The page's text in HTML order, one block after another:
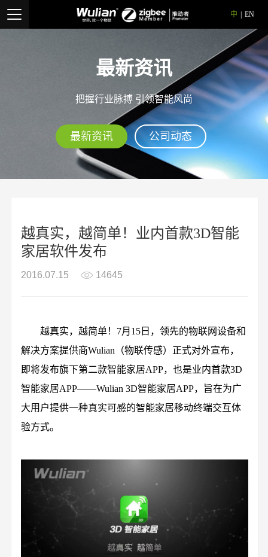
中 EN
最新资讯
把握行业脉搏 引领智能风尚
最新资讯 公司动态
越真实，越简单！业内首款3D智能
家居软件发布
2016.07.15 14645
越真实，越简单！7月15日，领先的物联网设备和
解决方案提供商Wulian（物联传感）正式对外宣布，
即将发布旗下第二款智能家居APP，也是业内首款3D
智能家居APP——Wulian 3D智能家居APP，旨在为广
大用户提供一种真实可感的智能家居移动终端交互体
验方式。